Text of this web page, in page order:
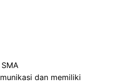
dan memiliki